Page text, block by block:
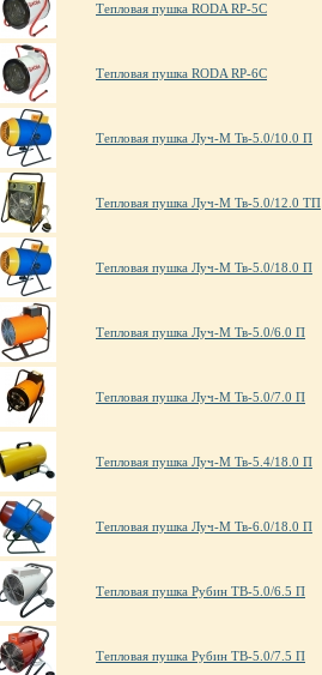
Тепловая пушка RODA RP-5C
Тепловая пушка RODA RP-6C
Тепловая пушка Луч-М Тв-5.0/10.0 П
Тепловая пушка Луч-М Тв-5.0/12.0 ТП
Тепловая пушка Луч-М Тв-5.0/18.0 П
Тепловая пушка Луч-М Тв-5.0/6.0 П
Тепловая пушка Луч-М Тв-5.0/7.0 П
Тепловая пушка Луч-М Тв-5.4/18.0 П
Тепловая пушка Луч-М Тв-6.0/18.0 П
Тепловая пушка Рубин ТВ-5.0/6.5 П
Тепловая пушка Рубин ТВ-5.0/7.5 П